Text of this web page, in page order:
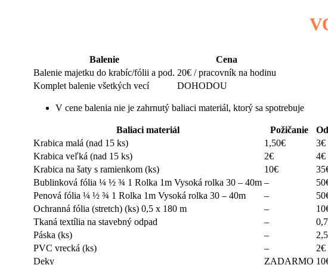
Balenie
Cena
Balenie majetku do krabíc/fólii a pod. 20€ / pracovník na hodinu
Komplet balenie všetkých vecí
DOHODOU
V cene balenia nie je zahrnutý baliaci materiál, ktorý sa spotrebuje
Baliaci materiál Požičanie
Krabica malá (nad 15 ks)
1,50€
3€
Krabica veľká (nad 15 ks)
2€
4€
Krabica na šaty s ramienkom (ks)
10€
Bublinková fólia ¼ ½ ¾ 1 Rolka 1m Vysoká rolka 30 – 40m –
Penová fólia ¼ ½ ¾ 1 Rolka 1m Vysoká rolka 30 – 40m
–
Ochranná fólia (stretch) (ks) 0,5 x 180 m
–
Tkaná textília na stavebný odpad
–
Páska (ks)
–
PVC vrecká (ks)
–
2€
Deky
ZADARMO